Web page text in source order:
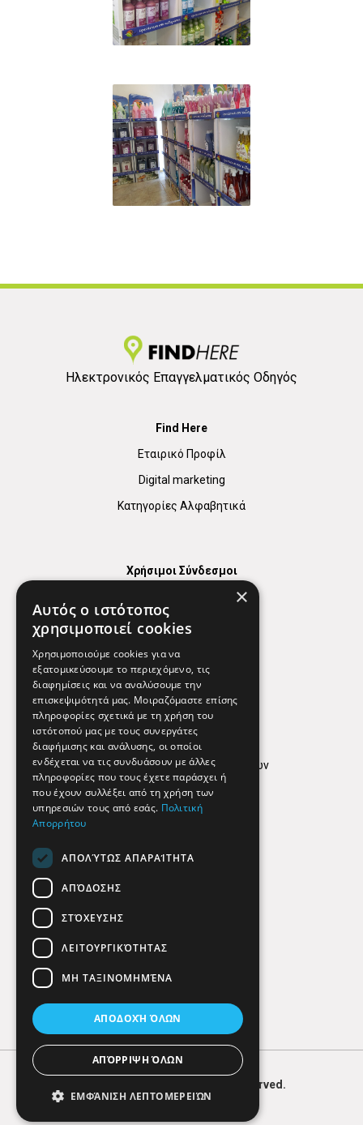
Ηλεκτρονικός Επαγγελματικός Οδηγός
Find Here
Εταιρικό Προφίλ
Digital marketing
Κατηγορίες Αλφαβητικά
Χρήσιμοι Σύνδεσμοι
Χρήσιμα Τηλέφωνα
Εφημερεύοντα Φαρμακεία
Απόρρητο
Όροι Χρήσης
Πολιτική προστασίας δεδομένων
Findhere
Social Media
HERE. All Rights Reserved.
×
Αυτός ο ιστότοπος
χρησιμοποιεί cookies
Χρησιμοποιούμε cookies για να
εξατομικεύσουμε το περιεχόμενο, τις
διαφημίσεις και να αναλύσουμε την
επισκεψιμότητά μας. Μοιραζόμαστε επίσης
πληροφορίες σχετικά με τη χρήση του
ιστότοπού μας με τους συνεργάτες
διαφήμισης και ανάλυσης, οι οποίοι
ενδέχεται να τις συνδυάσουν με άλλες
πληροφορίες που τους έχετε παράσχει ή
που έχουν συλλέξει από τη χρήση των
υπηρεσιών τους από εσάς. Πολιτική
Απορρήτου
ΑΠΟΛΎΤΩΣ ΑΠΑΡΑΊΤΗΤΑ
ΑΠΌΔΟΣΗΣ
ΣΤΌΧΕΥΣΗΣ
ΛΕΙΤΟΥΡΓΙΚΌΤΗΤΑΣ
ΜΗ ΤΑΞΙΝΟΜΗΜΈΝΑ
ΑΠΟΔΟΧΉ ΌΛΩΝ
ΑΠΌΡΡΙΨΗ ΌΛΩΝ
ΕΜΦΆΝΙΣΗ ΛΕΠΤΟΜΕΡΕΙΏΝ